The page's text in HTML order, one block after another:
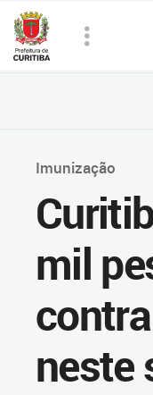
Imunização
mil
neste